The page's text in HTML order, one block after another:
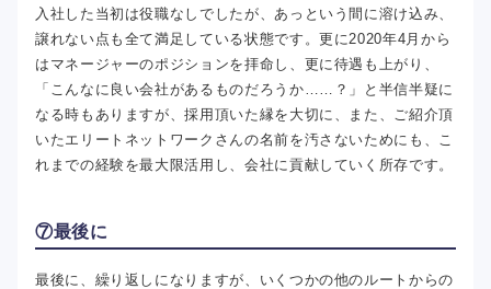
入社した当初は役職なしでしたが、あっという間に溶け込み、
譲れない点も全て満足している状態です。更に2020年4月から
はマネージャーのポジションを拝命し、更に待遇も上がり、
「こんなに良い会社があるものだろうか……？」と半信半疑に
なる時もありますが、採用頂いた縁を大切に、また、ご紹介頂
いたエリートネットワークさんの名前を汚さないためにも、こ
れまでの経験を最大限活用し、会社に貢献していく所存です。
⑦最後に
最後に、繰り返しになりますが、いくつかの他のルートからの